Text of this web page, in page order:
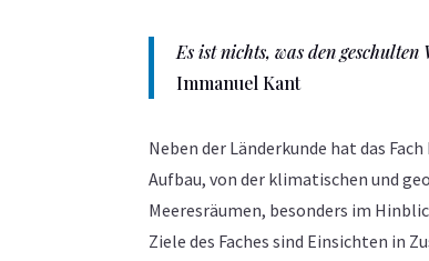
Es ist nichts, was den
Immanuel Kant
Neben der Länderkunde hat das
Aufbau, von der klimatischen und
Meeresräumen, besonders im
Ziele des Faches sind Einsichten in